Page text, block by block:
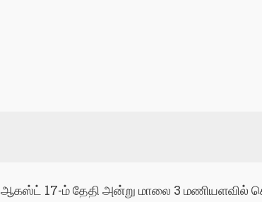
ஆகஸ்ட் 17-ம் தேதி அன்று மாலை 3 மணியளவில்